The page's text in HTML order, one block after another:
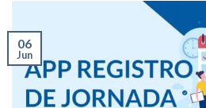
06
Jun